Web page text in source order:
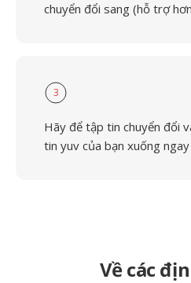
chuyển đổi sang (hỗ trợ
3
Hãy để tập tin chuyển đổi
tin yuv của bạn xuống
Về các